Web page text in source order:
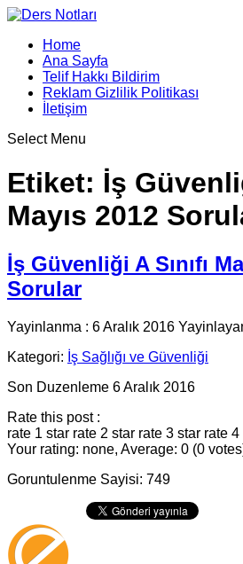
Home
Ana Sayfa
Telif Hakkı Bildirim
Reklam Gizlilik Politikası
İletişim
Select Menu
Etiket: İş
Mayıs 2012
İş Güvenliği A Sınıfı
Sorular
Yayinlanma : 6 Aralık 2016
Kategori: İş Sağlığı ve Güvenliği
Son Duzenleme 6 Aralık 2016
Rate this post :
rate 1 star rate 2 star rate 3 star rate 4
Your rating: none, Average: 0 (0
Goruntulenme Sayisi: 749